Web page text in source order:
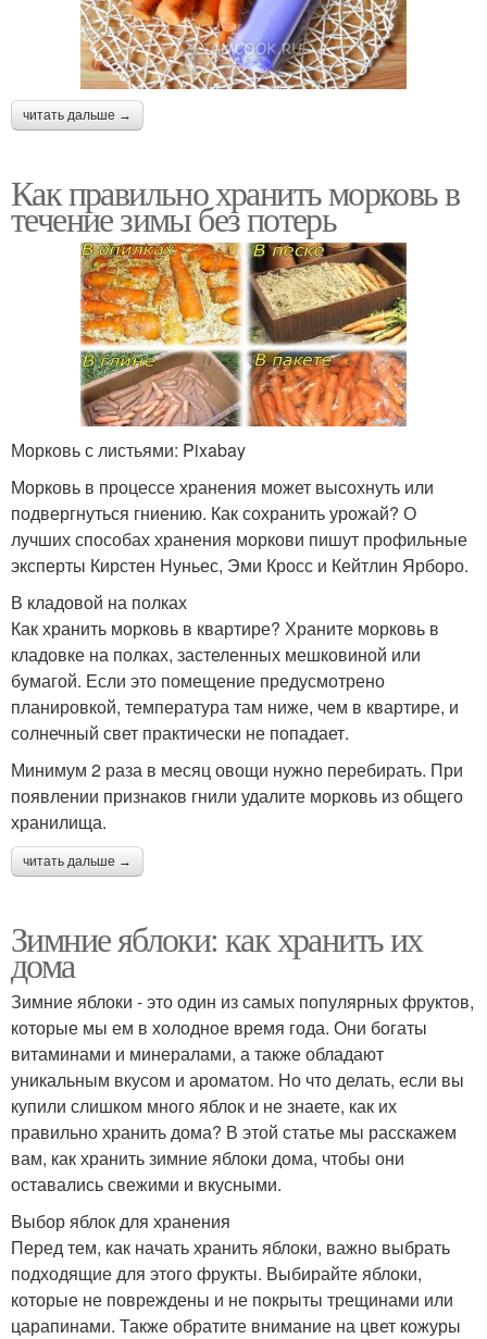
читать дальше →
Как правильно хранить морковь в
течение зимы без потерь
Морковь с листьями: Pixabay
Морковь в процессе хранения может высохнуть или
подвергнуться гниению. Как сохранить урожай? О
лучших способах хранения моркови пишут профильные
эксперты Кирстен Нуньес, Эми Кросс и Кейтлин Ярборо.
В кладовой на полках
Как хранить морковь в квартире? Храните морковь в
кладовке на полках, застеленных мешковиной или
бумагой. Если это помещение предусмотрено
планировкой, температура там ниже, чем в квартире, и
солнечный свет практически не попадает.
Минимум 2 раза в месяц овощи нужно перебирать. При
появлении признаков гнили удалите морковь из общего
хранилища.
читать дальше →
Зимние яблоки: как хранить их
дома
Зимние яблоки - это один из самых популярных фруктов,
которые мы ем в холодное время года. Они богаты
витаминами и минералами, а также обладают
уникальным вкусом и ароматом. Но что делать, если вы
купили слишком много яблок и не знаете, как их
правильно хранить дома? В этой статье мы расскажем
вам, как хранить зимние яблоки дома, чтобы они
оставались свежими и вкусными.
Выбор яблок для хранения
Перед тем, как начать хранить яблоки, важно выбрать
подходящие для этого фрукты. Выбирайте яблоки,
которые не повреждены и не покрыты трещинами или
царапинами. Также обратите внимание на цвет кожуры